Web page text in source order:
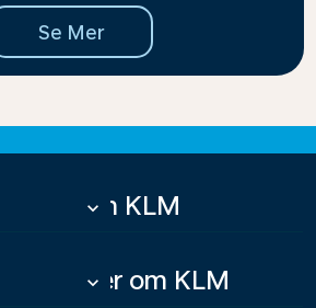
Se Mer
Om KLM
keyboard_arrow_down
Mer om KLM
keyboard_arrow_down